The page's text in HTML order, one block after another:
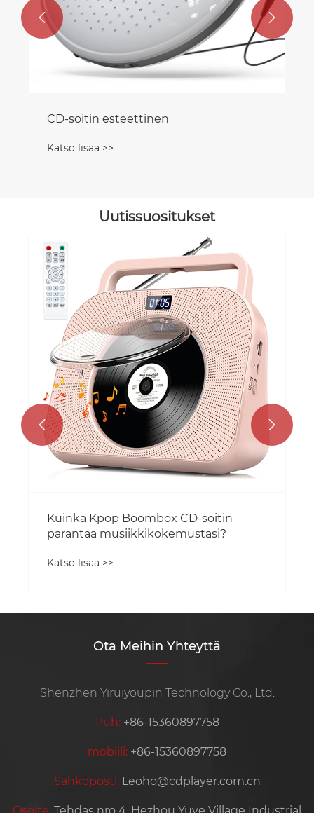
soitin esteettinen
lisää >>
 
Uutissuositukset
Miksi KPOP Boombox CD -soitin on
loistava tuote, joka lisätään
Katso lisää >>
 
Ota Meihin Yhteyttä
Shenzhen Yiruiyoupin Technology Co., Ltd.
Puh: +86-15360897758
mobiili: +86-15360897758
Sähköposti: Leoho@cdplayer.com.cn